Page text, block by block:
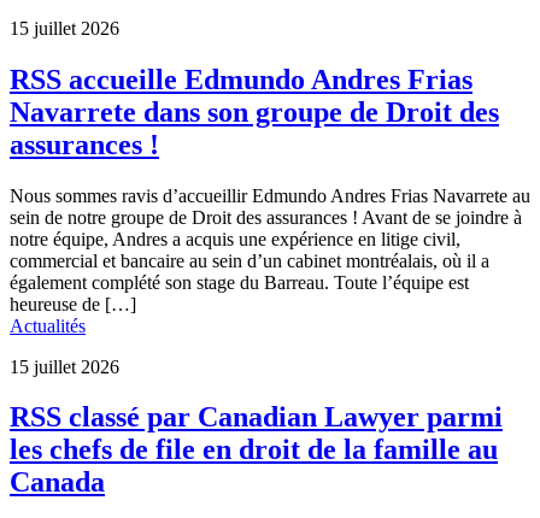
15 juillet 2026
RSS accueille Edmundo Andres Frias
Navarrete dans son groupe de Droit des
assurances !
Nous sommes ravis d’accueillir Edmundo Andres Frias Navarrete au
sein de notre groupe de Droit des assurances ! Avant de se joindre à
notre équipe, Andres a acquis une expérience en litige civil,
commercial et bancaire au sein d’un cabinet montréalais, où il a
également complété son stage du Barreau. Toute l’équipe est
heureuse de […]
Actualités
15 juillet 2026
RSS classé par Canadian Lawyer parmi
les chefs de file en droit de la famille au
Canada